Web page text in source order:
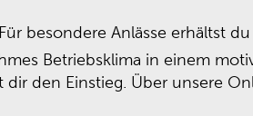
Für besondere Anlässe erhältst
Betriebsklima in einem
dir den Einstieg. Über unsere